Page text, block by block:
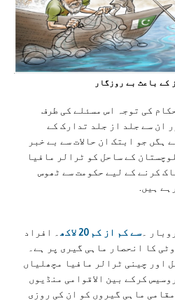
کے باعث بے روزگار
کی توجہ اس مسئلے کی طرف
ان سے جلد از جلد تدارک کے
ہگں جو ابتک ان حالات سے بے خبر
کے ساحل کو ٹرالر مافیا
کرنے کے لیے حکومت سے ٹھوس
ہیں.
۔ سے کم از کم 20 لاکھ
۔ افراد
کا انحصار ماہی گیری پر ہے۔
اور چینی ٹرالر مافیا مچھلیاں
کرکے بین الاقوامی منڈیوں
ماہی گیروں کو ان کی روزی